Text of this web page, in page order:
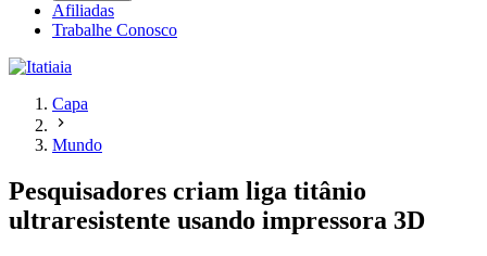
Afiliadas
Trabalhe Conosco
Capa
Mundo
Pesquisadores criam liga titânio
ultraresistente usando impressora 3D